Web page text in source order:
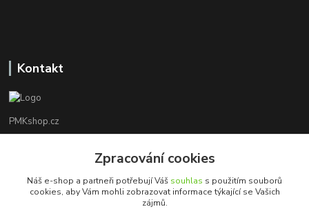
Kontakt
PMKshop.cz
+420 728 830 042
info@pmkshop.cz
Zpracování cookies
Náš e-shop a partneři potřebují Váš souhlas s použitím souborů
cookies, aby Vám mohli zobrazovat informace týkající se Vašich
zájmů.